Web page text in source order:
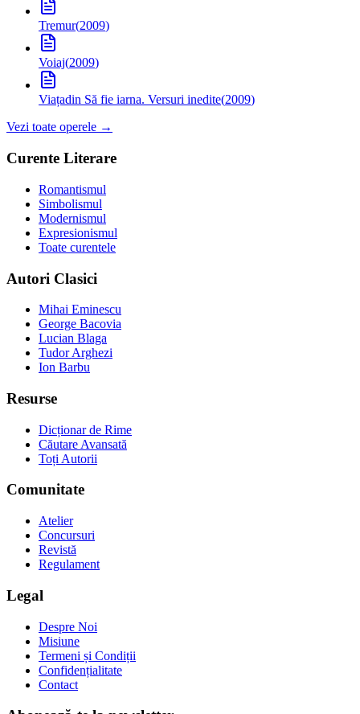
Tremur(2009)
Voiaj(2009)
Viațadin Să fie iarna. Versuri inedite(2009)
Vezi toate operele →
Curente Literare
Romantismul
Simbolismul
Modernismul
Expresionismul
Toate curentele
Autori Clasici
Mihai Eminescu
George Bacovia
Lucian Blaga
Tudor Arghezi
Ion Barbu
Resurse
Dicționar de Rime
Căutare Avansată
Toți Autorii
Comunitate
Atelier
Concursuri
Revistă
Regulament
Legal
Despre Noi
Misiune
Termeni și Condiții
Confidențialitate
Contact